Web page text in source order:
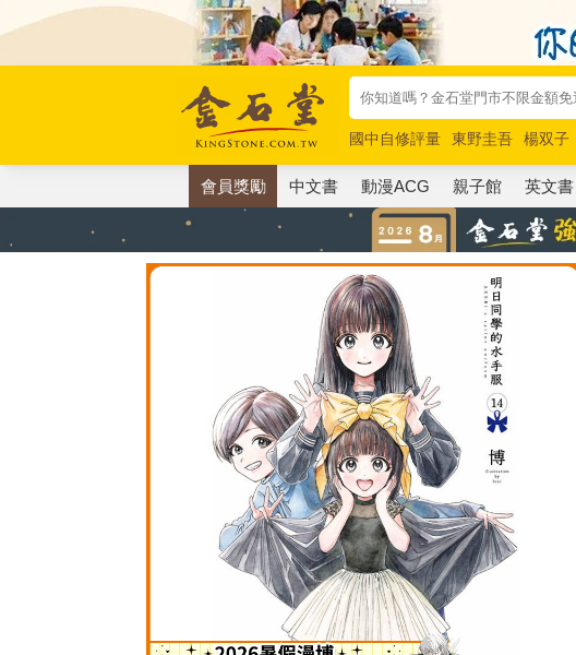
國中自修評量 東野圭吾 楊双子
唯紅花綻放
奧德賽 路邊攤新作
會員獎勵 中文書 動漫ACG 親子館 英文書